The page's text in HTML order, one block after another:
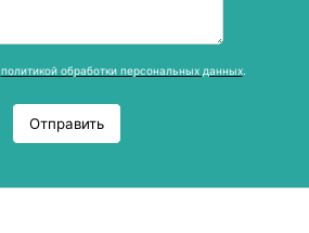
политикой обработки персональных данных.
Отправить